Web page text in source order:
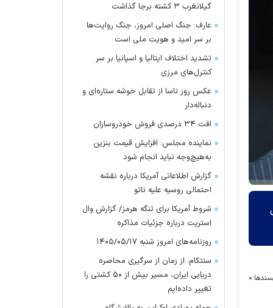
۰
گیلانغرب ۳ کشته برجا گذاشت
عارف: جنگ اصلی امروز، جنگ روایت‌ها
بر سر امید و هویت ملی است
تشدید اختلاف ایتالیا و اسپانیا بر سر
کنترل‌های مرزی
عکس روز ناسا از تقابل خوشه ستاره‌ای و
دنباله‌دار
افت ۳۴ درصدی فروش خودروسازان
نماینده مجلس: افزایش قیمت بنزین
به‌هیچ‌وجه نباید انجام شود
گزارش اطلاعاتی آمریکا درباره نقشه
احتمالی روسیه علیه ناتو
شروط آمریکا برای تنگه هرمز/ گزارش وال
استریت درباره جزئیات مذاکره
روزنامه‌های امروز شنبه ۱۴۰۵/۰۵/۱۷
سنتکام: از زمان از سرگیری محاصره
دریایی ایران، مسیر بیش از ۵۰ کشتی را
تغییر داده‌ایم